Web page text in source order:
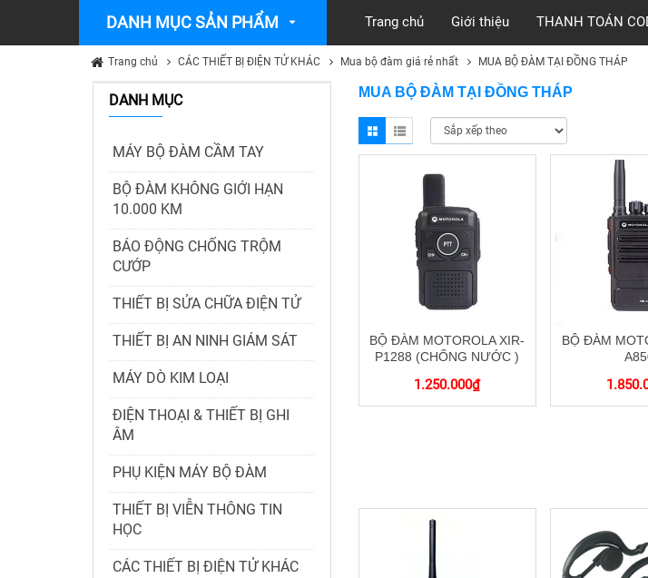
DANH MỤC SẢN PHẨM Trang chủ Giới thiệu THANH TOÁN
Trang chủ CÁC THIẾT BỊ ĐIỆN TỬ KHÁC Mua bộ đàm giá rẻ nhất MUA BỘ ĐÀM TẠI ĐỒNG THÁP
DANH MỤC
MÁY BỘ ĐÀM CẦM TAY
BỘ ĐÀM KHÔNG GIỚI HẠN
10.000 KM
BÁO ĐỘNG CHỐNG TRỘM
CƯỚP
THIẾT BỊ SỬA CHỮA ĐIỆN TỬ
THIẾT BỊ AN NINH GIÁM SÁT
MÁY DÒ KIM LOẠI
ĐIỆN THOẠI & THIẾT BỊ GHI
ÂM
PHỤ KIỆN MÁY BỘ ĐÀM
THIẾT BỊ VIỄN THÔNG TIN
HỌC
CÁC THIẾT BỊ ĐIỆN TỬ KHÁC
MUA BỘ ĐÀM TẠI ĐỒNG THÁP
BỘ ĐÀM MOTOROLA XIR-
P1288 (CHỐNG NƯỚC )
1.250.000₫
BỘ ĐÀM